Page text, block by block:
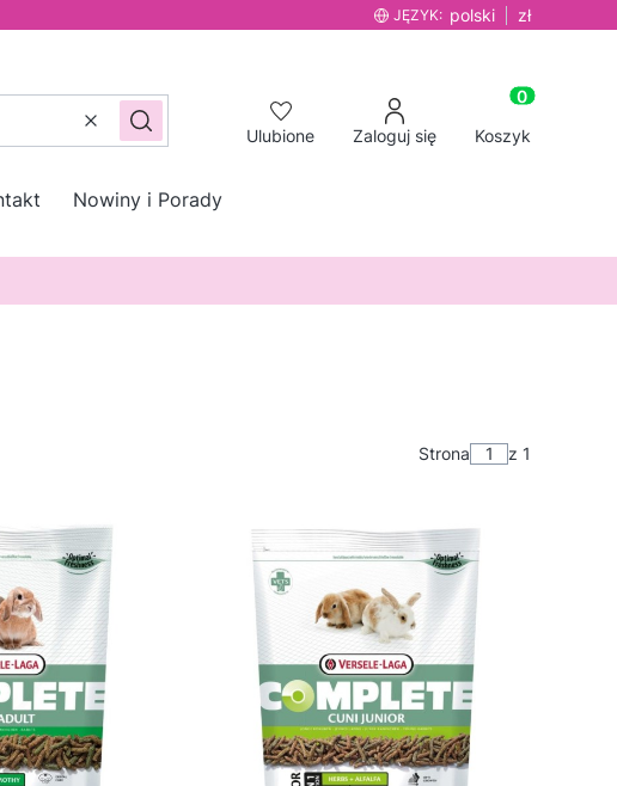
JĘZYK: polski zł
WyczyśćSzukaj Ulubione Zaloguj się
Produkty w
Koszyk
Nowiny i Porady
Strona z 1